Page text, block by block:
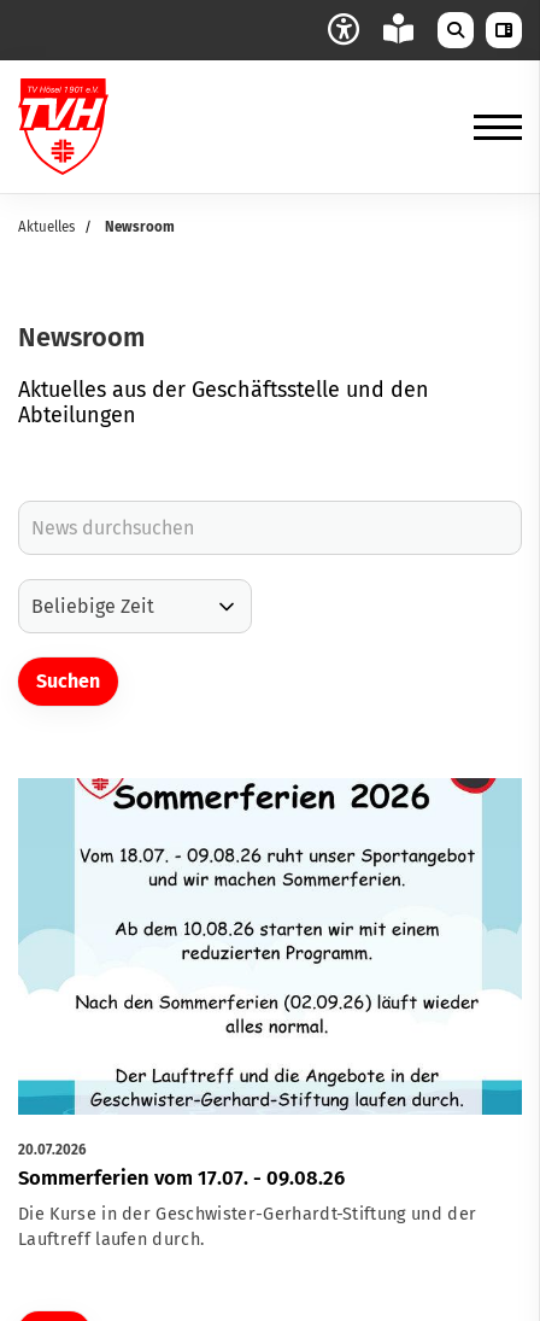
Aktuelles Newsroom
Newsroom
Aktuelles aus der Geschäftsstelle und den
Abteilungen
20.07.2026
Sommerferien vom 17.07. - 09.08.26
Die Kurse in der Geschwister-Gerhardt-Stiftung und der
Lauftreff laufen durch.